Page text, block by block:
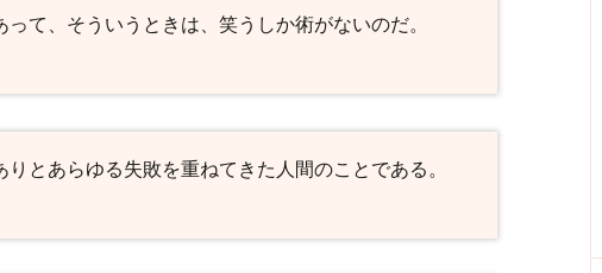
て、そういうときは、笑うしか術がないのだ。
とあらゆる失敗を重ねてきた人間のことである。